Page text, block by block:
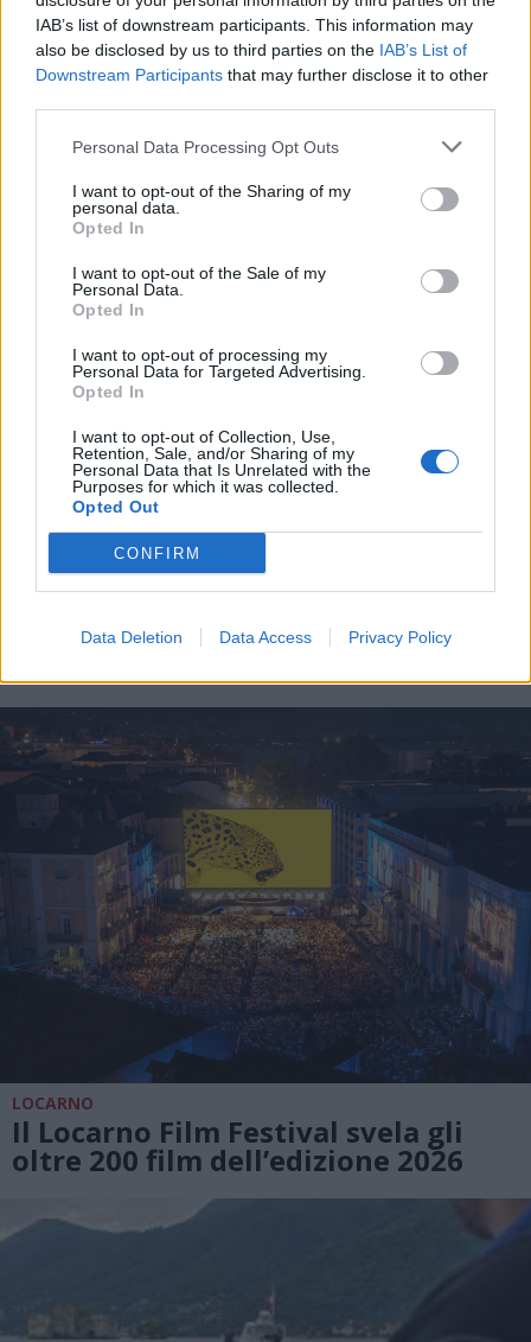
IAB’s list of downstream participants. This information may
also be disclosed by us to third parties on the IAB’s List of
Downstream Participants that may further disclose it to other
Personal Data Processing Opt Outs
I want to opt-out of the Sharing of my
personal data.
Opted In
I want to opt-out of the Sale of my
Personal Data.
Opted In
I want to opt-out of processing my
Personal Data for Targeted Advertising.
Opted In
I want to opt-out of Collection, Use,
Retention, Sale, and/or Sharing of my
Personal Data that Is Unrelated with the
Purposes for which it was collected.
Opted Out
CONFIRM
Data Deletion Data Access Privacy Policy
ALTRE NOTIZIE DI LOCARNO
inesplosa nel Lago Maggiore a
LOCARNO
Il Locarno Film Festival svela gli
oltre 200 film dell’edizione 2026